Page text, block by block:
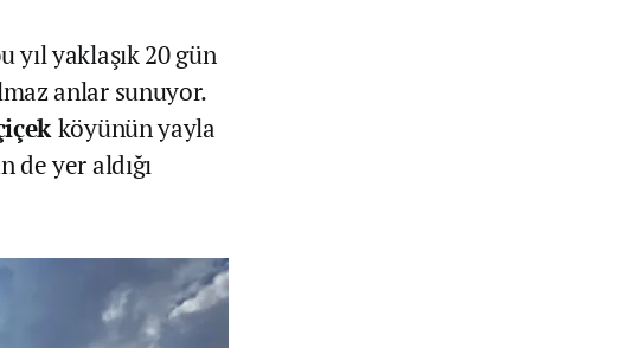
yıl yaklaşık 20 gün
anlar sunuyor.
köyünün yayla
yer aldığı